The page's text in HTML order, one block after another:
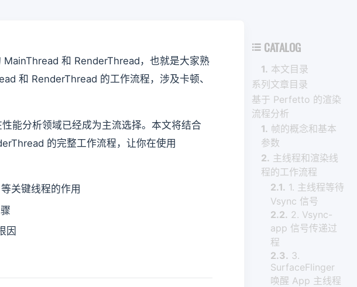
和 RenderThread，也就是大家熟
和 RenderThread 的工作流程，涉及卡顿、
能分析领域已经成为主流选择。本文将结合
的完整工作流程，让你在使用
关键线程的作用
因
 CATALOG
1. 本文目录
系列文章目录
基于 Perfetto 的渲染
流程分析
1. 帧的概念和基本
参数
2. 主线程和渲染线
程的工作流程
2.1. 1. 主线程等待
Vsync 信号
2.2. 2. Vsync-
app 信号传递过
程
2.3. 3.
SurfaceFlinger
唤醒 App 主线程